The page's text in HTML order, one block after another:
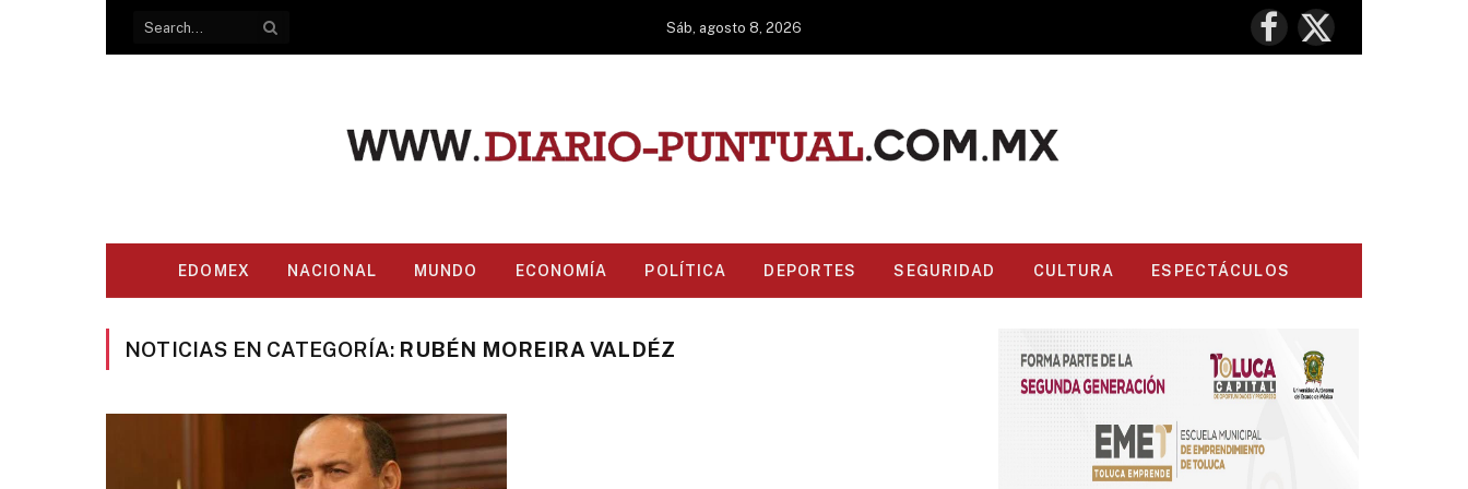
Sáb, agosto 8, 2026
Facebook
X
(Twitter)
EDOMEX NACIONAL MUNDO ECONOMÍA POLÍTICA DEPORTES SEGURIDAD CULTURA ESPECTÁCULOS
NOTICIAS EN CATEGORÍA: RUBÉN MOREIRA VALDÉZ